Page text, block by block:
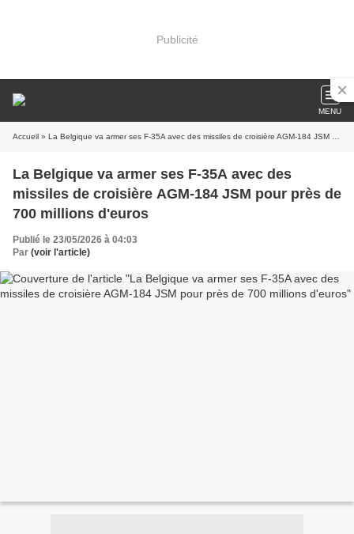
Publicité
MENU
Accueil » La Belgique va armer ses F-35A avec des missiles de croisière AGM-184 JSM pour près de 700 millions d'euros
La Belgique va armer ses F-35A avec des
missiles de croisière AGM-184 JSM pour près de
700 millions d'euros
Publié le 23/05/2026 à 04:03
Par (voir l'article)